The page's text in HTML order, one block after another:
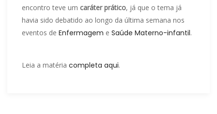
encontro teve um caráter prático, já que o tema já
havia sido debatido ao longo da última semana nos
eventos de Enfermagem e Saúde Materno-infantil.
Leia a matéria completa aqui.